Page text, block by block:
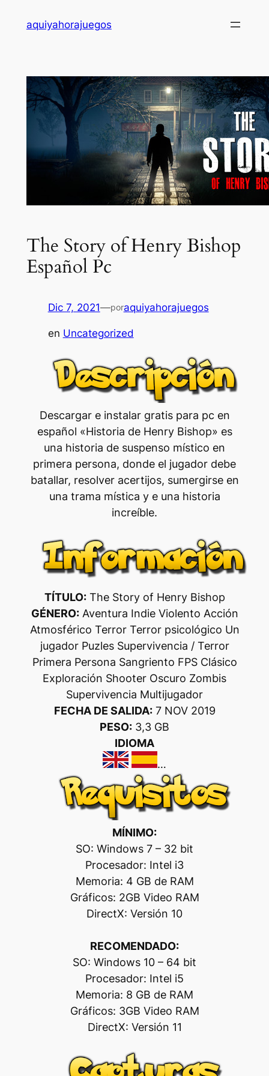
aquiyahorajuegos
The Story of Henry Bishop
Español Pc
Dic 7, 2021—poraquiyahorajuegos
en Uncategorized
Descargar e instalar gratis para pc en
español «Historia de Henry Bishop» es
una historia de suspenso místico en
primera persona, donde el jugador debe
batallar, resolver acertijos, sumergirse en
una trama mística y e una historia
increíble.
TÍTULO:The Story of Henry Bishop
GÉNERO:Aventura Indie Violento Acción
Atmosférico Terror Terror psicológico Un
jugador Puzles Supervivencia / Terror
Primera Persona Sangriento FPS Clásico
Exploración Shooter Oscuro Zombis
Supervivencia Multijugador
FECHA DE SALIDA:7 NOV 2019
PESO: 3,3 GB
IDIOMA
…
MÍNIMO:
SO: Windows 7 – 32 bit
Procesador: Intel i3
Memoria: 4 GB de RAM
Gráficos: 2GB Video RAM
DirectX: Versión 10
RECOMENDADO:
SO: Windows 10 – 64 bit
Procesador: Intel i5
Memoria: 8 GB de RAM
Gráficos: 3GB Video RAM
DirectX: Versión 11